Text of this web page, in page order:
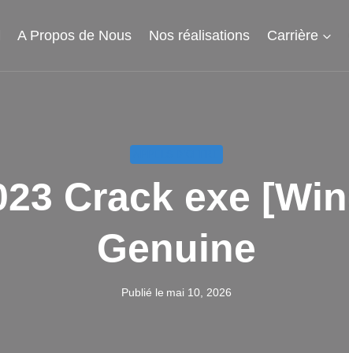
A Propos de Nous Nos réalisations Carrière
Crack exe
Genuine
Publié le mai 10, 2026